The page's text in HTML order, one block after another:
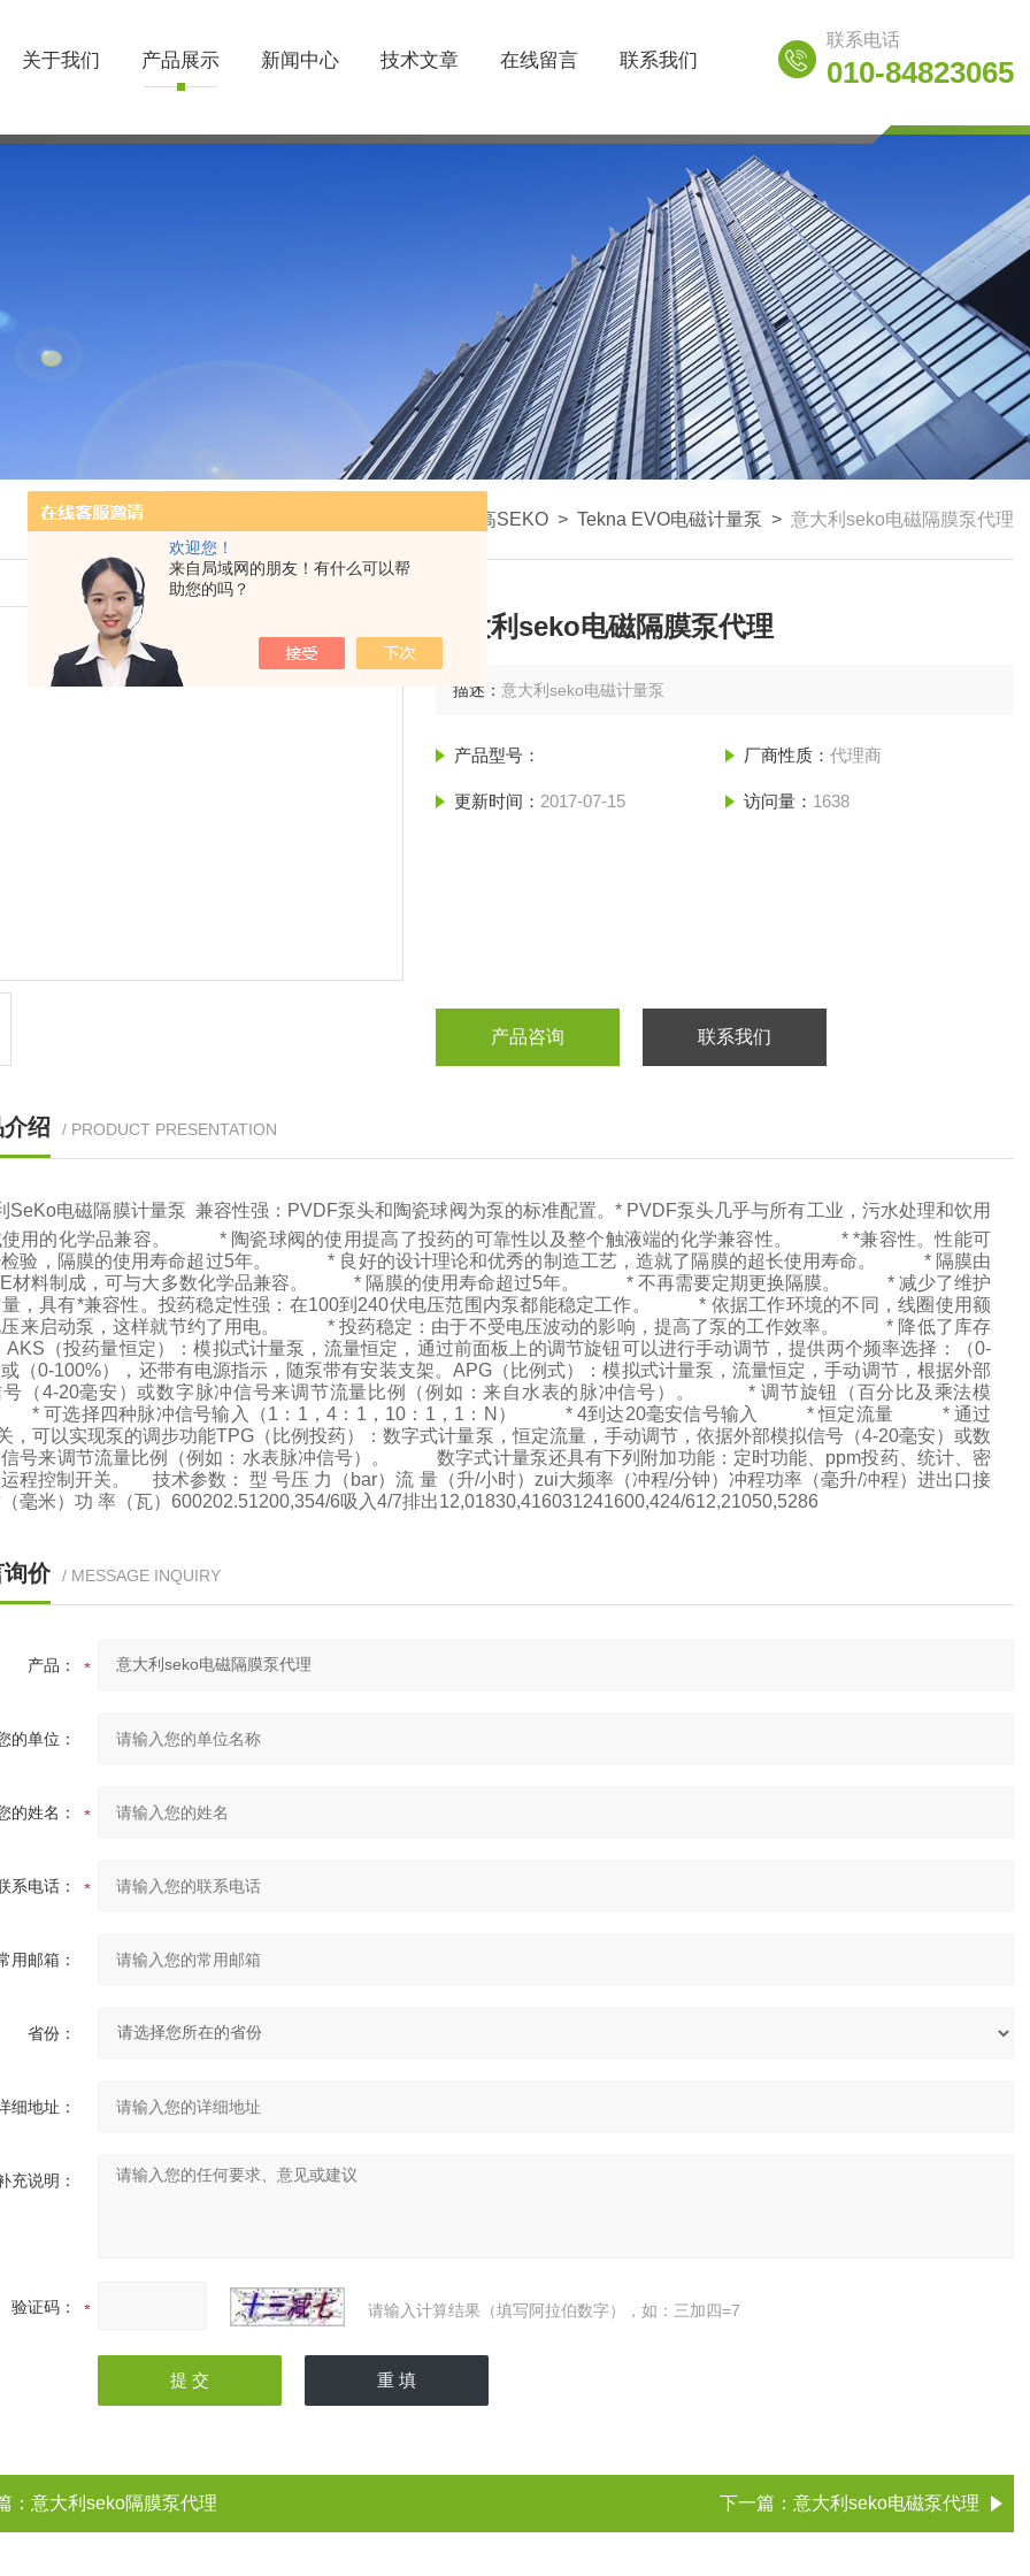
欢迎您！
来自局域网的朋友！有什么可以帮
助您的吗？
关于我们 产品展示 新闻中心 技术文章 在线留言 联系我们
联系电话
010-84823065
意大利赛高SEKO > Tekna EVO电磁计量泵 > 意大利seko电磁隔膜泵代理
意大利seko电磁隔膜泵代理
描述：意大利seko电磁计量泵
产品型号： 厂商性质： 代理商
更新时间： 2017-07-15 访问量： 1638
产品咨询 联系我们
绍 / PRODUCT PRESENTATION
SeKo电磁隔膜计量泵 兼容性强：PVDF泵头和陶瓷球阀为泵的标准配置。* PVDF泵头几乎与所有工业，污水处理和饮用
使用的化学品兼容。 * 陶瓷球阀的使用提高了投药的可靠性以及整个触液端的化学兼容性。 * *兼容性。性能可
检验，隔膜的使用寿命超过5年。 * 良好的设计理论和优秀的制造工艺，造就了隔膜的超长使用寿命。 * 隔膜由
材料制成，可与大多数化学品兼容。 * 隔膜的使用寿命超过5年。 * 不再需要定期更换隔膜。 * 减少了维护
量，具有*兼容性。投药稳定性强：在100到240伏电压范围内泵都能稳定工作。 * 依据工作环境的不同，线圈使用额
压来启动泵，这样就节约了用电。 * 投药稳定：由于不受电压波动的影响，提高了泵的工作效率。 * 降低了库存
AKS（投药量恒定）：模拟式计量泵，流量恒定，通过前面板上的调节旋钮可以进行手动调节，提供两个频率选择：（0-
（0-100%），还带有电源指示，随泵带有安装支架。APG（比例式）：模拟式计量泵，流量恒定，手动调节，根据外部
号（4-20毫安）或数字脉冲信号来调节流量比例（例如：来自水表的脉冲信号）。 * 调节旋钮（百分比及乘法模
可选择四种脉冲信号输入（1：1，4：1，10：1，1：N） * 4到达20毫安信号输入 * 恒定流量 * 通过
，可以实现泵的调步功能TPG（比例投药）：数字式计量泵，恒定流量，手动调节，依据外部模拟信号（4-20毫安）或数
号来调节流量比例（例如：水表脉冲信号）。 数字式计量泵还具有下列附加功能：定时功能、ppm投药、统计、密
程控制开关。 技术参数： 型 号压 力（bar）流 量（升/小时）zui大频率（冲程/分钟）冲程功率（毫升/冲程）进出口接
毫米）功 率（瓦）600202.51200,354/6吸入4/7排出12,01830,416031241600,424/612,21050,5286
价 / MESSAGE INQUIRY
产品：
的单位：
的姓名：
系电话：
用邮箱：
省份：
细地址：
充说明：
验证码： 请输入计算结果（填写阿拉伯数字），如：三加四=7
： 意大利seko隔膜泵代理 下一篇： 意大利seko电磁泵代理